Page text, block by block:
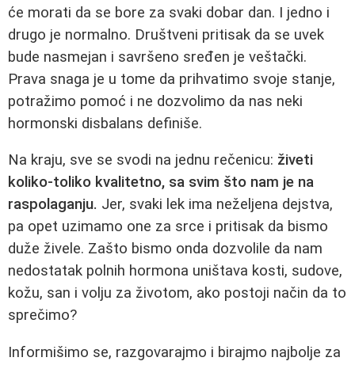
će morati da se bore za svaki dobar dan. I jedno i
drugo je normalno. Društveni pritisak da se uvek
bude nasmejan i savršeno sređen je veštački.
Prava snaga je u tome da prihvatimo svoje stanje,
potražimo pomoć i ne dozvolimo da nas neki
hormonski disbalans definiše.
Na kraju, sve se svodi na jednu rečenicu: živeti
koliko-toliko kvalitetno, sa svim što nam je na
raspolaganju. Jer, svaki lek ima neželjena dejstva,
pa opet uzimamo one za srce i pritisak da bismo
duže živele. Zašto bismo onda dozvolile da nam
nedostatak polnih hormona uništava kosti, sudove,
kožu, san i volju za životom, ako postoji način da to
sprečimo?
Informišimo se, razgovarajmo i birajmo najbolje za